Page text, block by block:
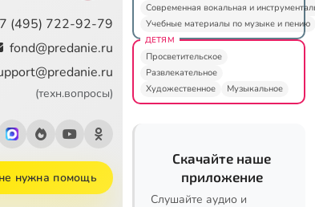
(495) 722-92-79
fond@predanie.ru
(техн.вопросы)
нужна помощь
Современная вокальная и
Учебные материалы по музыке и пению
ДЕТЯМ
Просветительское
Развлекательное
Художественное
Музыкальное
Скачайте наше
приложение
Слушайте аудио и